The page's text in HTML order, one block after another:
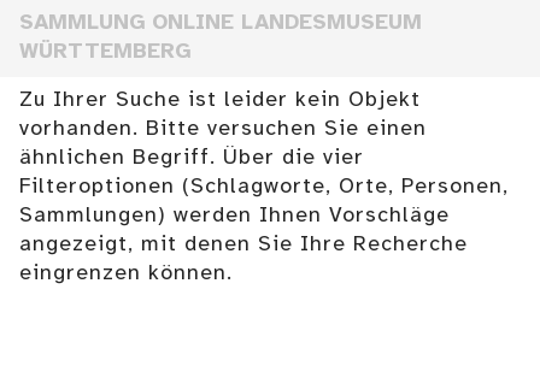
SAMMLUNG ONLINE LANDESMUSEUM
WÜRTTEMBERG
Zu Ihrer Suche ist leider kein Objekt
vorhanden. Bitte versuchen Sie einen
ähnlichen Begriff. Über die vier
Filteroptionen (Schlagworte, Orte, Personen,
Sammlungen) werden Ihnen Vorschläge
angezeigt, mit denen Sie Ihre Recherche
eingrenzen können.